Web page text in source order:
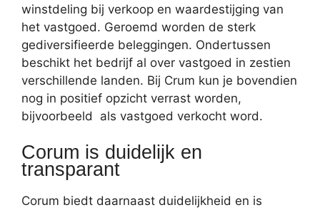
winstdeling bij verkoop en waardestijging van
het vastgoed. Geroemd worden de sterk
gediversifieerde beleggingen. Ondertussen
beschikt het bedrijf al over vastgoed in zestien
verschillende landen. Bij Crum kun je bovendien
nog in positief opzicht verrast worden,
bijvoorbeeld als vastgoed verkocht word.
Corum is duidelijk en
transparant
Corum biedt daarnaast duidelijkheid en is